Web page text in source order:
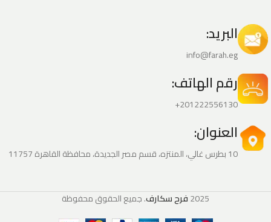
البريد:
info@farah.eg
رقم الهاتف:
201222556130+
العنوان:
10 بطرس غالي، المنتزه، قسم مصر الجديدة، محافظة القاهرة‬ 11757
2025فرح سكارف. جميع الحقوق محفوظة